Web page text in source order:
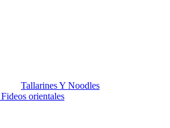
Tallarines Y Noodles
orientales